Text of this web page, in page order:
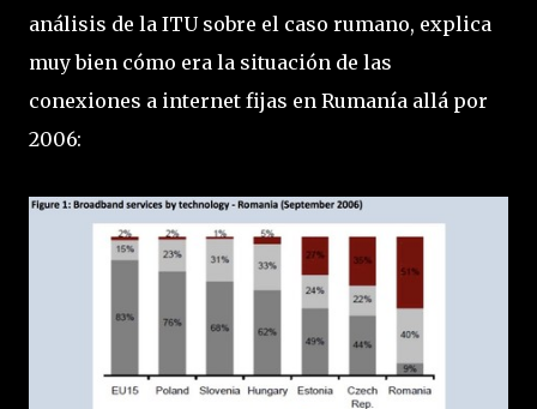
análisis de la ITU sobre el caso rumano, explica
muy bien cómo era la situación de las
conexiones a internet fijas en Rumanía allá por
2006: